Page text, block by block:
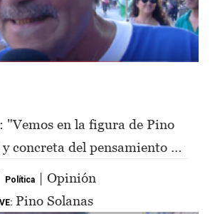
"Vemos en la figura de Pino
concreta del pensamiento de
Política | Opinión
Pino Solanas